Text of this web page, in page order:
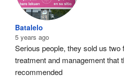
Batalelo
5 years ago
Serious people, they sold us
treatment and management that
recommended